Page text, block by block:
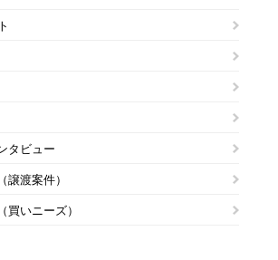
タビュー
渡案件）
いニーズ）